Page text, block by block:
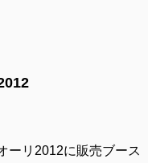
リ2012に販売ブース